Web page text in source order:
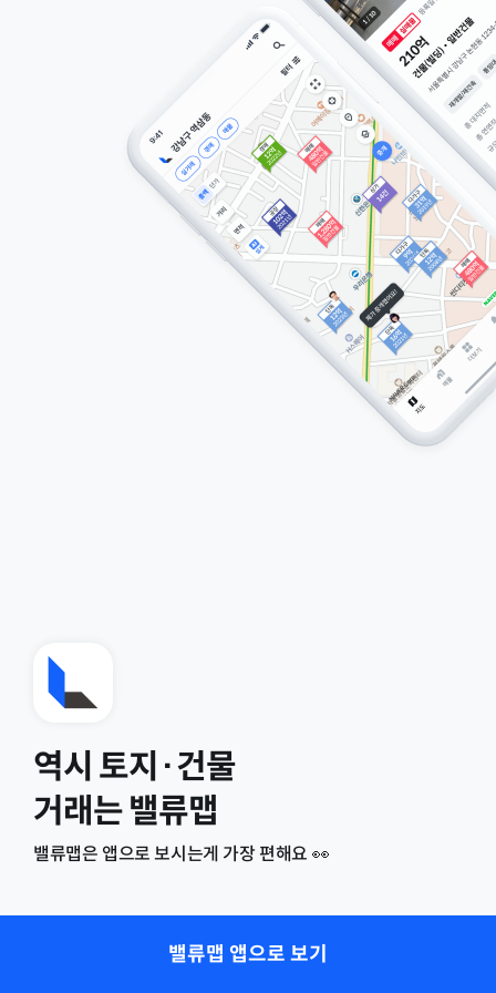
역시 토지·건물
거래는 밸류맵
밸류맵은 앱으로 보시는게 가장 편해요 👀
밸류맵 앱으로 보기